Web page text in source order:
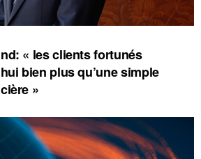
« les clients fortunés
bien plus qu’une simple
»